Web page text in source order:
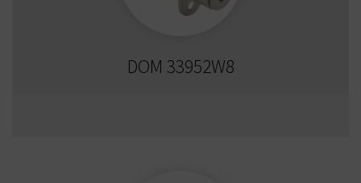
DOM 33952W8